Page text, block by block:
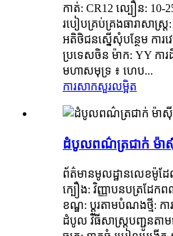
កាត់: CR12 ល្បឿន: 10-
របៀបគ្រប់គ្រងធារាសាស្
អតិថិជនស្នើសុំបន្ថែម ការ
ប្រទេសចិន ម៉ាក: YY ការ
មហាសមុទ្រ ៖ ហេប...
ការសាកសួរលម្អិត
ដំបូលពណ៌ត្រជាក់ ម៉ាស៊ី
ព័ត៌មានមូលដ្ឋានលេខម៉ូដ
ក្បឿង: វិញ្ញាបនបត្រដែក
ខណ្ឌ: ប្ដូរតាមបំណងថ្មី: កា
ដំបូល វិធីសាស្ត្របញ្ជូនត